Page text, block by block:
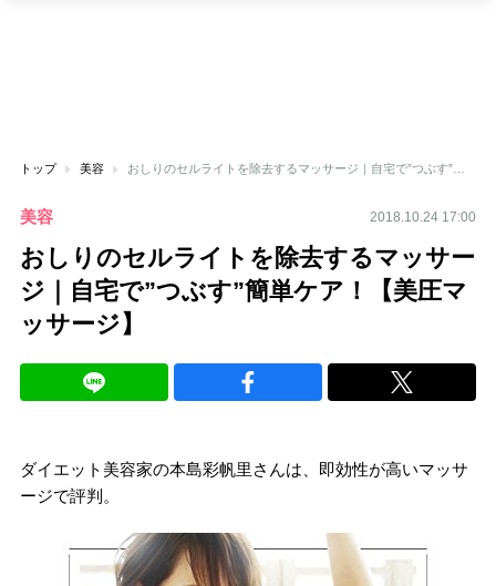
トップ 美容 おしりのセルライトを除去するマッサージ｜自宅で”つぶす”簡単ケア！【美圧マッサージ】
美容 2018.10.24 17:00
おしりのセルライトを除去するマッサー
ジ｜自宅で”つぶす”簡単ケア！【美圧マ
ッサージ】
ダイエット美容家の本島彩帆里さんは、即効性が高いマッサ
ージで評判。